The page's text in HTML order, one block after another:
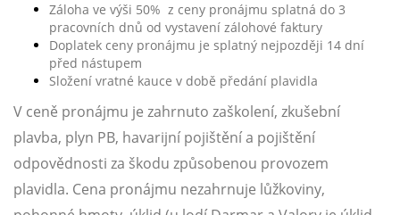
Záloha ve výši 50% z ceny pronájmu splatná do 3
pracovních dnů od vystavení zálohové faktury
Doplatek ceny pronájmu je splatný nejpozději 14 dní
před nástupem
Složení vratné kauce v době předání plavidla
V ceně pronájmu je zahrnuto zaškolení, zkušební
plavba, plyn PB, havarijní pojištění a pojištění
odpovědnosti za škodu způsobenou provozem
plavidla. Cena pronájmu nezahrnuje lůžkoviny,